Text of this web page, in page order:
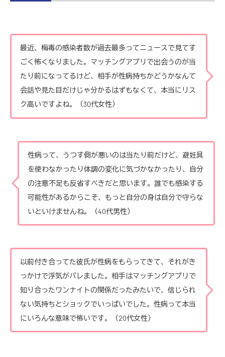
最近、梅毒の感染者数が過去最多ってニュースで見てす
ごく怖くなりました。マッチングアプリで出会うのが当
たり前になってるけど、相手が性病持ちかどうかなんて
会話や見た目だけじゃ分かるはずもなくて、本当にリス
ク高いですよね。（30代女性）
性病って、うつす側が悪いのは当たり前だけど、避妊具
を使わなかったり体調の変化に気づかなかったり、自分
の注意不足も反省すべきだと思います。誰でも感染する
可能性があるからこそ、もっと自分の身は自分で守らな
いといけませんね。（40代男性）
以前付き合ってた彼氏が性病をもらってきて、それがき
っかけで浮気がバレました。相手はマッチングアプリで
知り合ったワンナイトの関係だったみたいで、信じられ
ない気持ちとショックでいっぱいでした。性病って本当
にいろんな意味で怖いです。（20代女性）